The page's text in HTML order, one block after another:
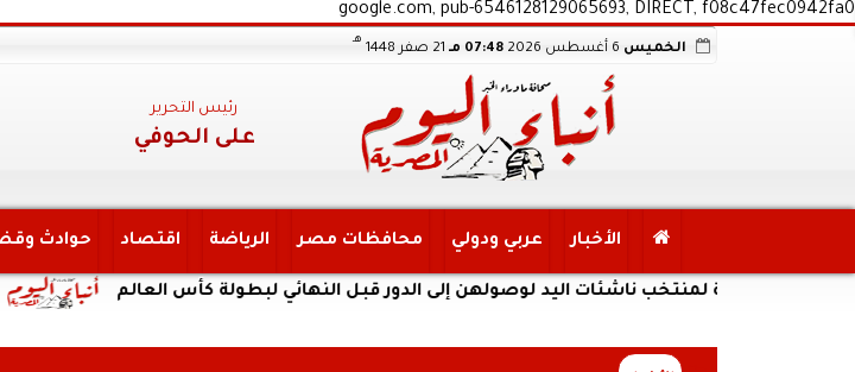
google.com, pub-6546128129065693, DIRECT, f08c47fec0942fa0
الخميس 07:48 مـ 21 صفر 1448
هـ
رئيس التحرير
على الحوفي
الأخبار عربي ودولي محافظات مصر الرياضة اقتصاد حوادث
وزير لمنتخب ناشئات اليد لوصولهن إلى الدور قبل النهائي لبطولة كأس العالم